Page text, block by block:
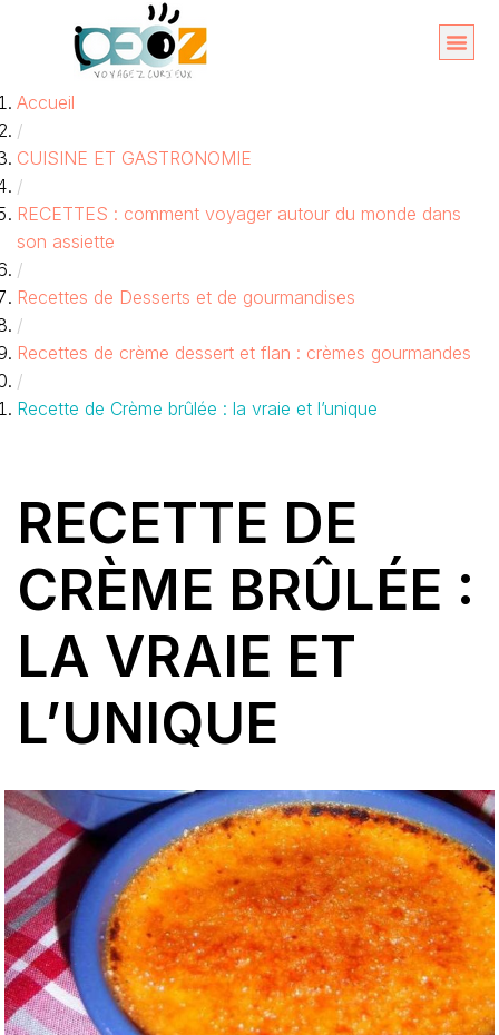
contenu
Accueil
/
CUISINE ET GASTRONOMIE
/
RECETTES : comment voyager autour du monde dans
son assiette
/
Recettes de Desserts et de gourmandises
/
Recettes de crème dessert et flan : crèmes gourmandes
/
Recette de Crème brûlée : la vraie et l’unique
RECETTE DE
CRÈME BRÛLÉE :
LA VRAIE ET
L’UNIQUE